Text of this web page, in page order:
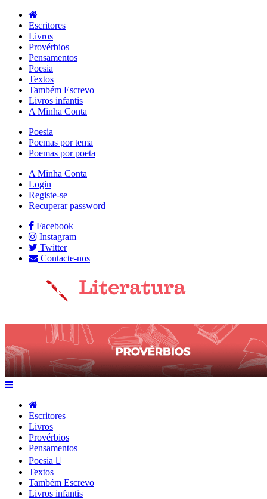
Escritores
Livros
Provérbios
Pensamentos
Poesia
Textos
Também Escrevo
Livros infantis
A Minha Conta
Poesia
Poemas por tema
Poemas por poeta
A Minha Conta
Login
Registe-se
Recuperar password
Facebook
Instagram
Twitter
Contacte-nos
Escritores
Livros
Provérbios
Pensamentos
Poesia
Textos
Também Escrevo
Livros infantis